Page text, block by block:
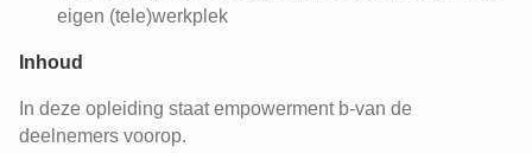
eigen (tele)werkplek
Inhoud
In deze opleiding staat empowerment b-van de
deelnemers voorop.